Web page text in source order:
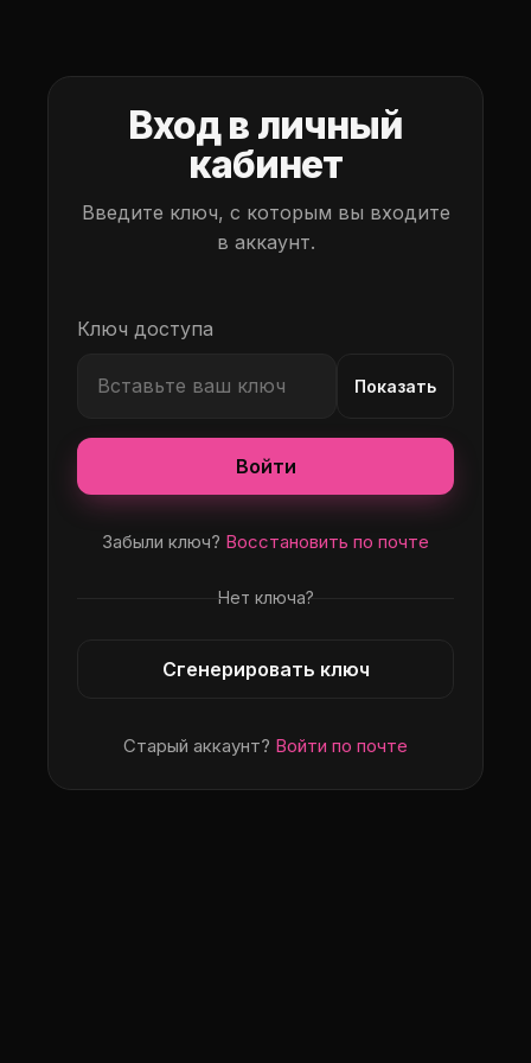
Вход в личный
кабинет
Введите ключ, с которым вы входите
в аккаунт.
Ключ доступа
Показать
Войти
Забыли ключ? Восстановить по почте
Нет ключа?
Сгенерировать ключ
Старый аккаунт? Войти по почте